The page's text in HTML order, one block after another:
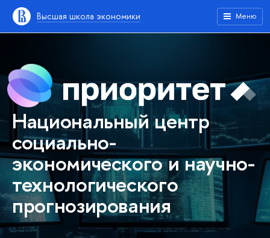
Высшая школа экономики Меню
Национальный центр
социально-
экономического и научно-
технологического
прогнозирования